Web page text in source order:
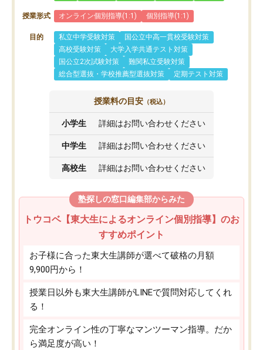
授業形式 オンライン個別指導(1:1) 個別指導(1:1)
目的 私立中学受験対策
国公立中高一貫校受験対策
高校受験対策
大学入学共通テスト対策
国公立2次試験対策
難関私立受験対策
総合型選抜・学校推薦型選抜対策
定期テスト対策
授業料の目安 （税込）
小学生 詳細はお問い合わせください
中学生 詳細はお問い合わせください
高校生 詳細はお問い合わせください
塾探しの窓口編集部からみた
トウコベ【東大生によるオンライン個別指導】のお
すすめポイント
お子様に合った東大生講師が選べて破格の月額
9,900円から！
授業日以外も東大生講師がLINEで質問対応してくれ
る！
完全オンライン性の丁寧なマンツーマン指導。だか
ら満足度が高い！